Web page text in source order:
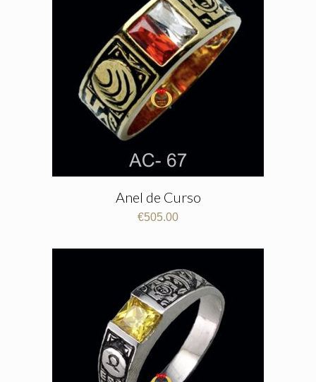
Anel de Curso
€505.00